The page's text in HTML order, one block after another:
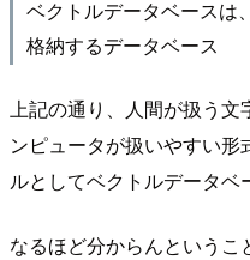
ベクトルデータベースは
格納するデータベース
上記の通り、人間が扱う文
ンピュータが扱いやすい形
ルとしてベクトルデータベ
なるほど分からんという